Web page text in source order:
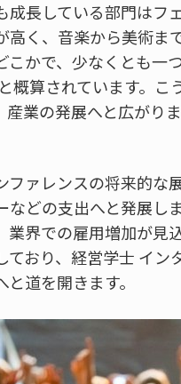
成長している部門はフ
高く、音楽から美術ま
こかで、少なくとも一
概算されています。
産業の発展へと広がり
ファレンスの将来的な
などの支出へと発展し
業界での雇用増加が見
ており、経営学士 イ
道を開きます。